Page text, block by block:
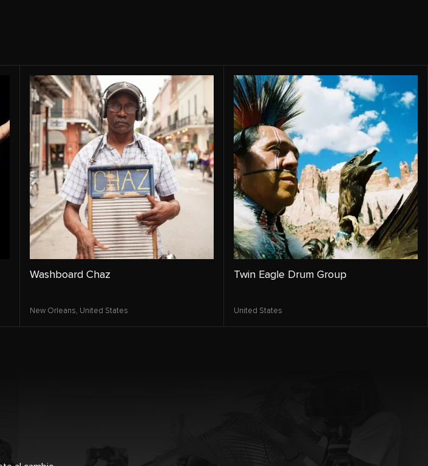
Washboard Chaz
New Orleans, United States
Twin Eagle Drum Group
United States